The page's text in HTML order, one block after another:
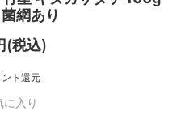
網あり
(税込)
ト還元
に入り